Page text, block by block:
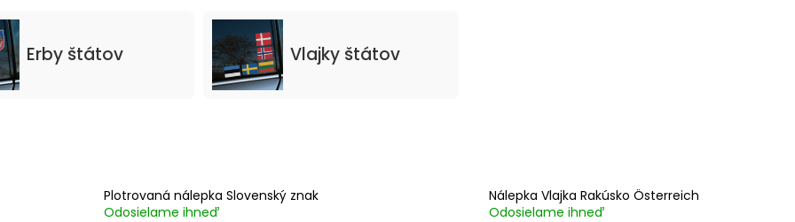
a agresívnymi vplyvmi počasia či čistenia
pripravené na tisíce kilometrov. Použité materiály sú mrazuvzdorné, vodotesné a stabilné aj pri
vynikajúcej priľnavosti držia naše erby a vlajky na každom hladkom povrchu – od laku karosérie a skla
Erby štátov Vlajky štátov
Plotrovaná nálepka Slovenský znak
Odosielame ihneď
Nálepka Vlajka Rakúsko Österreich
Odosielame ihneď